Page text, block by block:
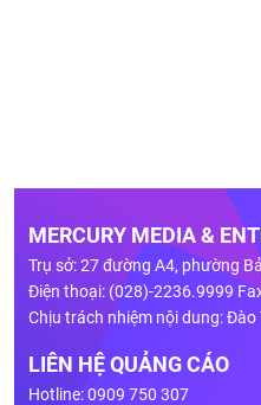
MERCURY MEDIA &
Trụ sở: 27 đường A4, phường
Điện thoại: (028)-2236.9999
Chịu trách nhiệm nội dung: Đào
LIÊN HỆ QUẢNG CÁO
Hotline: 0909 750 307